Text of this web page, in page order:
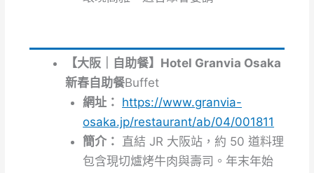
【大阪｜自助餐】Hotel Granvia Osaka
新春自助餐Buffet
網址： https://www.granvia-
osaka.jp/restaurant/ab/04/001811
簡介： 直結 JR 大阪站，約 50 道料理
包含現切爐烤牛肉與壽司。年末年始